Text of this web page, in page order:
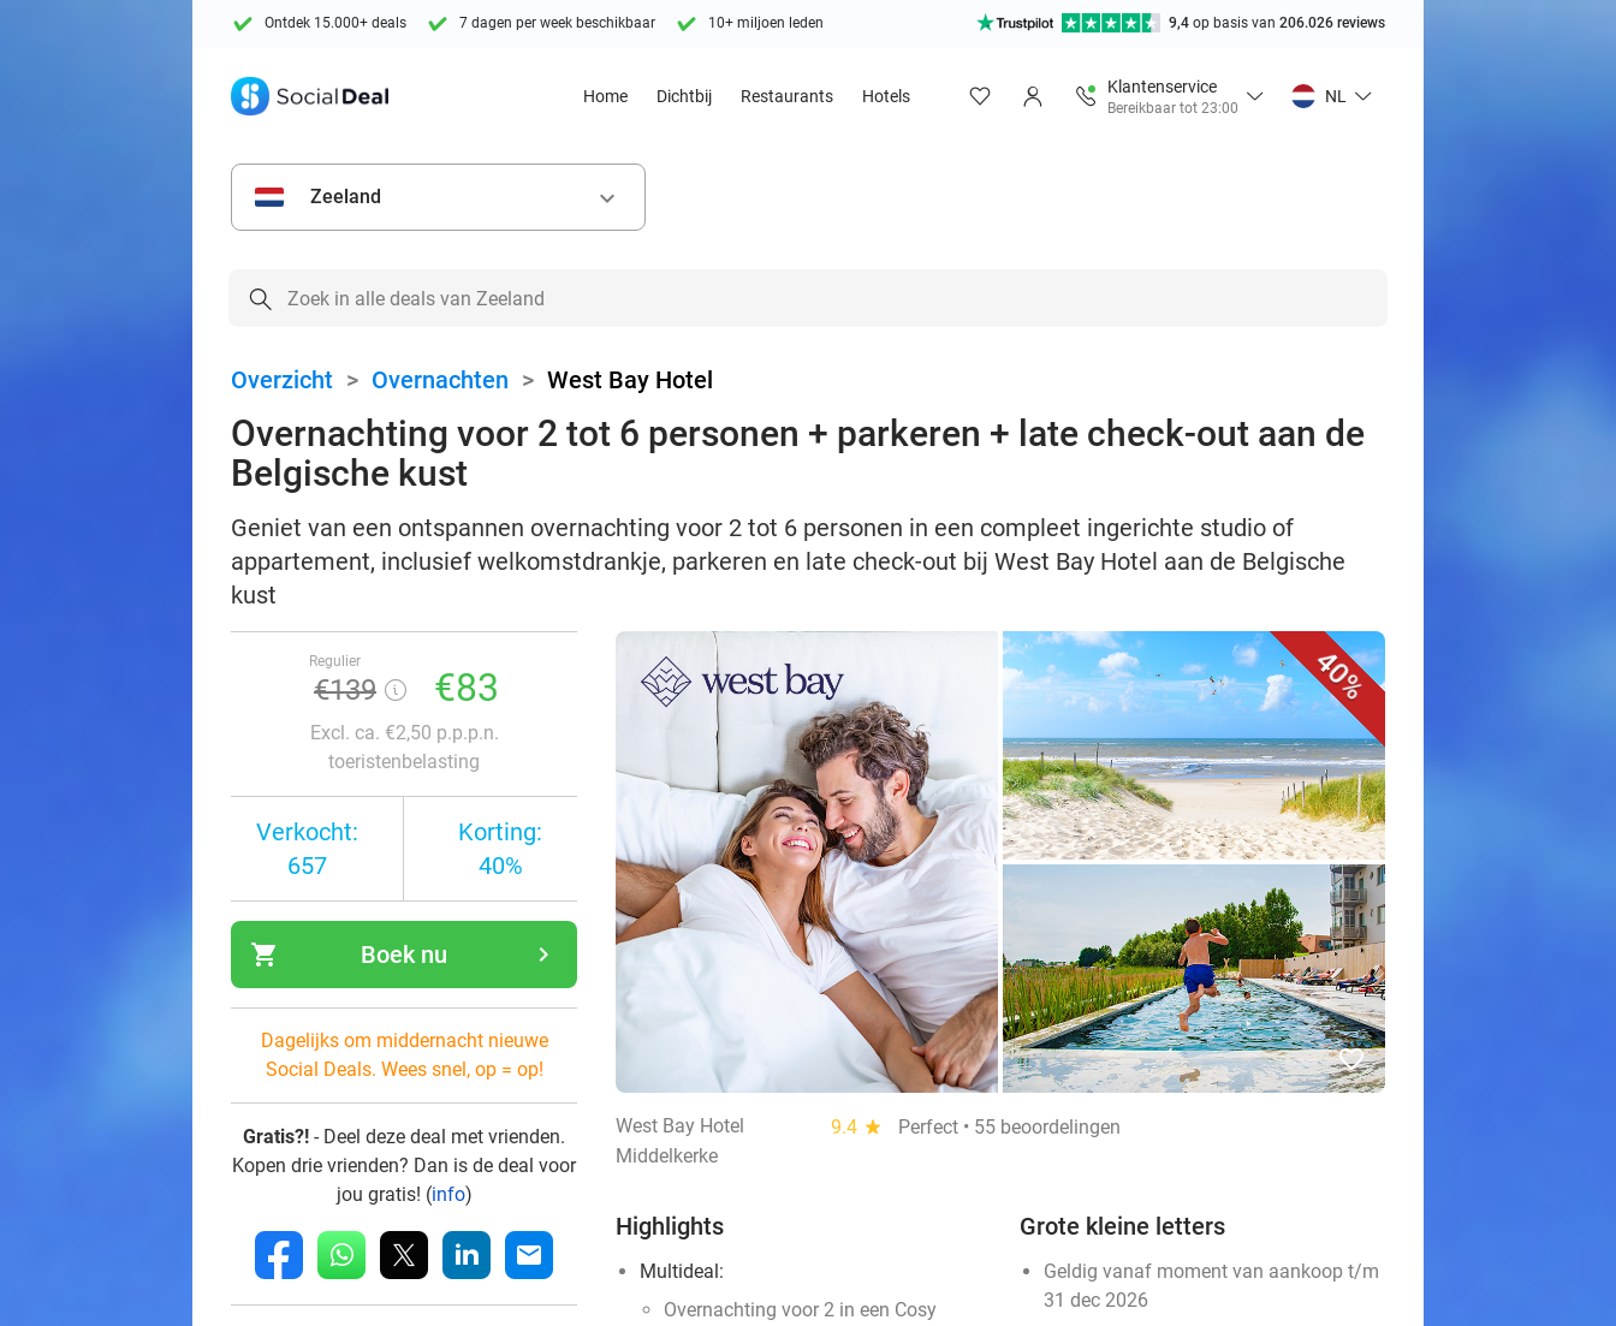
Ontdek 15.000+ deals 7 dagen per week beschikbaar 10+ miljoen leden 9,4 op basis van 206.026 reviews
Home Dichtbij Restaurants Hotels
Klantenservice
Bereikbaar tot 23:00
NL
Zeeland keyboard_arrow_down
Overzicht > Overnachten > West Bay Hotel
Overnachting voor 2 tot 6 personen + parkeren + late check-out aan de
Belgische kust
Geniet van een ontspannen overnachting voor 2 tot 6 personen in een compleet ingerichte studio of
appartement, inclusief welkomstdrankje, parkeren en late check-out bij West Bay Hotel aan de Belgische
kust
Regulier
€139 €83
Excl. ca. €2,50 p.p.p.n.
toeristenbelasting
Verkocht:
657
Korting:
40%
shopping_cart navigate_next
Boek nu
Dagelijks om middernacht nieuwe
Social Deals. Wees snel, op = op!
Gratis?! - Deel deze deal met vrienden.
Kopen drie vrienden? Dan is de deal voor
jou gratis! (info)
fb whatsapp linkedin mail
40%
favorite_border
West Bay Hotel 9.4 star
Perfect • 55 beoordelingen
Middelkerke
Highlights
Multideal:
Overnachting voor 2 in een Cosy
Grote kleine letters
Geldig vanaf moment van aankoop t/m
31 dec 2026